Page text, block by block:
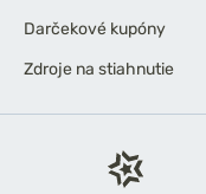
Darčekové kupóny
Zdroje na stiahnutie